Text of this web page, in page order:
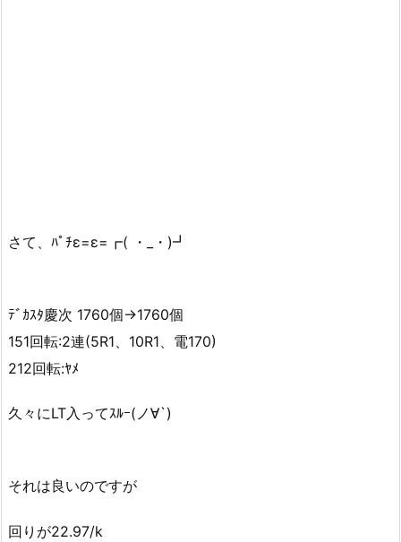
さて、ﾊﾟﾁε=ε=┏( ・_・)┛
ﾃﾞｶｽﾀ慶次 1760個→1760個
151回転:2連(5R1、10R1、電170)
212回転:ﾔﾒ
久々にLT入ってｽﾙｰ(ノ∀`)
それは良いのですが
回りが22.97/k